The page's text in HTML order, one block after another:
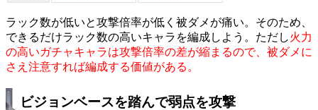
ラック数が低いと攻撃倍率が低く被ダメが痛い。そのため、
できるだけラック数の高いキャラを編成しよう。ただし火力
の高いガチャキャラは攻撃倍率の差が縮まるので、被ダメに
さえ注意すれば編成する価値がある。
ビジョンベースを踏んで弱点を攻撃